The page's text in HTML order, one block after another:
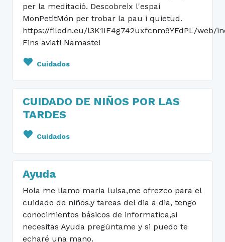
per la meditació. Descobreix l'espai
MonPetitMón per trobar la pau i quietud.
https://filedn.eu/l3K1IF4g742uxfcnm9YFdPL/web/
Fins aviat! Namaste!
Cuidados
CUIDADO DE NIÑOS POR LAS
TARDES
Cuidados
Ayuda
Hola me llamo maria luisa,me ofrezco para el
cuidado de niños,y tareas del dia a dia, tengo
conocimientos básicos de informatica,si
necesitas Ayuda pregúntame y si puedo te
echaré una mano.